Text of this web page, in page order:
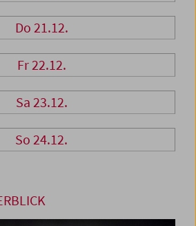
Do 21.12.
Fr 22.12.
Sa 23.12.
So 24.12.